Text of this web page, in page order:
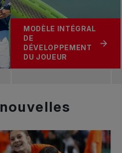
MODÈLE INTÉGRAL
DE
DÉVELOPPEMENT
DU JOUEUR
nouvelles